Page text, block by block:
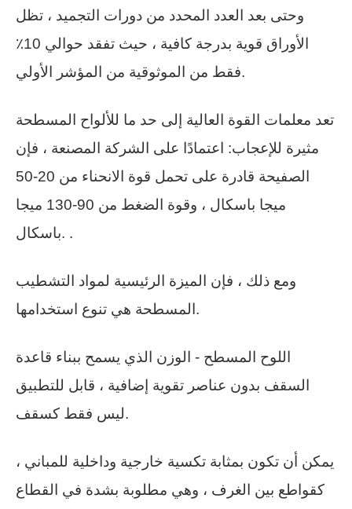
وحتى بعد العدد المحدد من دورات التجميد ، تظل
الأوراق قوية بدرجة كافية ، حيث تفقد حوالي 10٪
فقط من الموثوقية من المؤشر الأولي.
تعد معلمات القوة العالية إلى حد ما للألواح المسطحة
مثيرة للإعجاب: اعتمادًا على الشركة المصنعة ، فإن
الصفيحة قادرة على تحمل قوة الانحناء من 20-50
ميجا باسكال ، وقوة الضغط من 90-130 ميجا
باسكال. .
ومع ذلك ، فإن الميزة الرئيسية لمواد التشطيب
المسطحة هي تنوع استخدامها.
اللوح المسطح - الوزن الذي يسمح ببناء قاعدة
السقف بدون عناصر تقوية إضافية ، قابل للتطبيق
ليس فقط كسقف.
يمكن أن تكون بمثابة تكسية خارجية وداخلية للمباني ،
كقواطع بين الغرف ، وهي مطلوبة بشدة في القطاع